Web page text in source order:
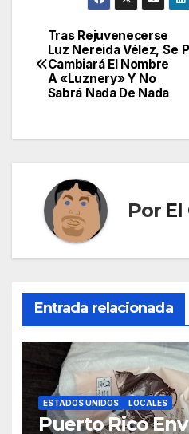
Navegación
de
Tras Rejuvenecerse
Luz Nereida Vélez, Se
Cambiará El Nombre
A «Luznery» Y No
Sabrá Nada De Nada
Por
Entrada relacionada
ESTADOS UNIDOS LOCALES
Puerto Rico